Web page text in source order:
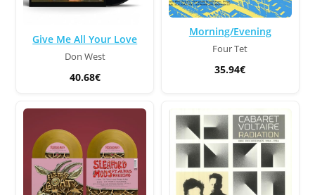
Give Me All Your Love
Don West
40.68€
Morning/Evening
Four Tet
35.94€